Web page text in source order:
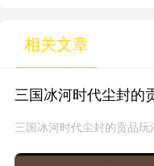
加肠不加酱，还有人要求烤
烤得焦一点。游戏采用卡通
绘风格，色彩明快，角色设
极具辨识度。
相关文章
三国冰河时代尘封的
三国冰河时代尘封的贡品玩